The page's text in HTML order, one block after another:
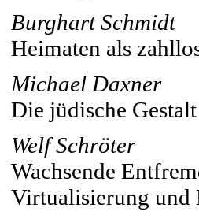
Burghart Schmidt
Heimaten als
Michael Daxner
Die jüdische
Welf Schröter
Wachsende
Virtualisierung und